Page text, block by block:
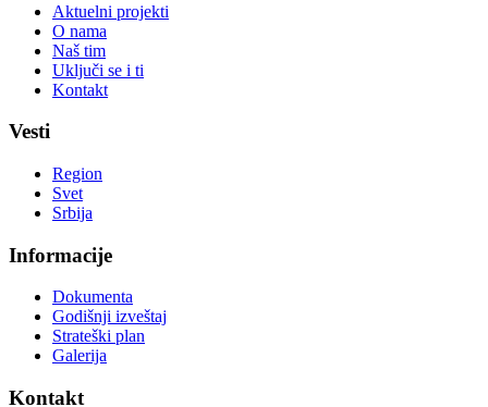
Aktuelni projekti
O nama
Naš tim
Uključi se i ti
Kontakt
Vesti
Region
Svet
Srbija
Informacije
Dokumenta
Godišnji izveštaj
Strateški plan
Galerija
Kontakt